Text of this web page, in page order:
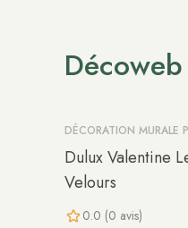
DÉCORATION MURALE
Dulux Valentine
Velours
0.0 (0 avis)